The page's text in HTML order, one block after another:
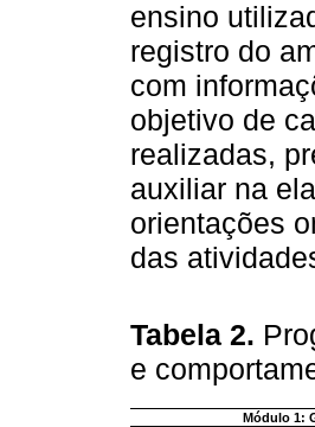
ensino
registro do
com
objetivo de
realizadas,
auxiliar na
orientações
das
Tabela 2.
e
Módulo 1: